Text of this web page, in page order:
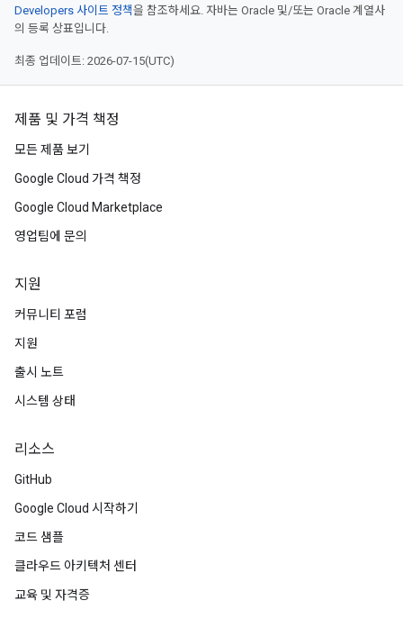
Developers 사이트 정책을 참조하세요. 자바는 Oracle 및/또는 Oracle 계열사
의 등록 상표입니다.
최종 업데이트: 2026-07-15(UTC)
제품 및 가격 책정
모든 제품 보기
Google Cloud 가격 책정
Google Cloud Marketplace
영업팀에 문의
지원
커뮤니티 포럼
지원
출시 노트
시스템 상태
리소스
GitHub
Google Cloud 시작하기
코드 샘플
클라우드 아키텍처 센터
교육 및 자격증